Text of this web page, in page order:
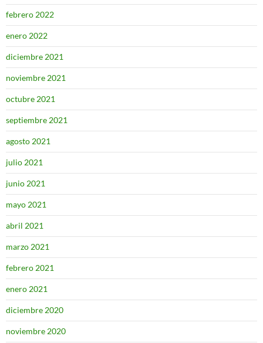
febrero 2022
enero 2022
diciembre 2021
noviembre 2021
octubre 2021
septiembre 2021
agosto 2021
julio 2021
junio 2021
mayo 2021
abril 2021
marzo 2021
febrero 2021
enero 2021
diciembre 2020
noviembre 2020